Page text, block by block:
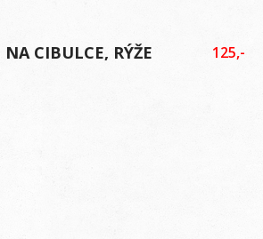
CIBULCE, RÝŽE 125,-